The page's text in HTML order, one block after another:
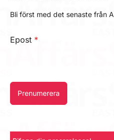
Bli först med det senaste från
Epost *
Prenumerera